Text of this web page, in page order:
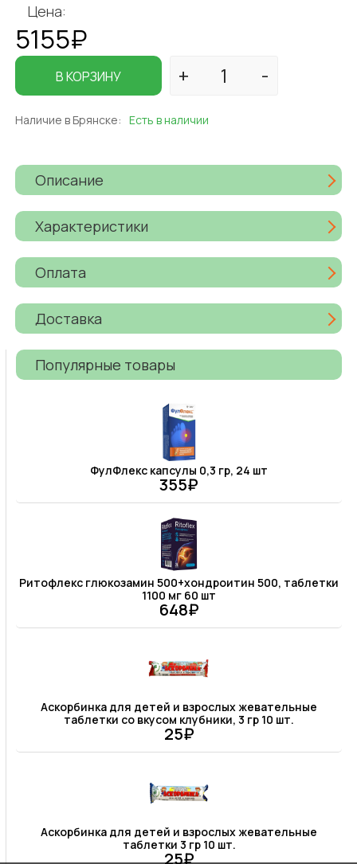
Цена:
5155₽
В КОРЗИНУ
Наличие в Брянске: Есть в наличии
Описание
Характеристики
Оплата
Доставка
Популярные товары
ФулФлекс капсулы 0,3 гр, 24 шт
355₽
Ритофлекс глюкозамин 500+хондроитин 500, таблетки
1100 мг 60 шт
648₽
Аскорбинка для детей и взрослых жевательные
таблетки со вкусом клубники, 3 гр 10 шт.
25₽
Аскорбинка для детей и взрослых жевательные
таблетки 3 гр 10 шт.
25₽